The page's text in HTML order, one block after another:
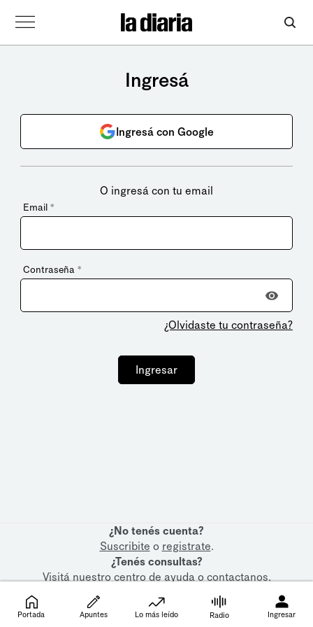
Ingresá
Ingresá con Google
O ingresá con tu email
Email *
Contraseña *
¿Olvidaste tu contraseña?
Ingresar
¿No tenés cuenta?
Suscribite o registrate.
¿Tenés consultas?
Visitá nuestrocentro de ayudaocontactanos.
Portada Apuntes Lo más leído Radio Ingresar